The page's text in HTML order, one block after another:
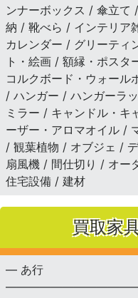
ンナーボックス / 傘立て
納 / 靴べら / インテリア
カレンダー / グリーティ
ト・絵画 / 額縁・ポス
コルクボード・ウォール
/ ハンガー / ハンガーラ
ミラー / キャンドル・キ
ーザー・アロマオイル /
/ 観葉植物 / オブジェ /
扇風機 / 間仕切り / オー
住宅設備 / 建材
買取家
— あ行